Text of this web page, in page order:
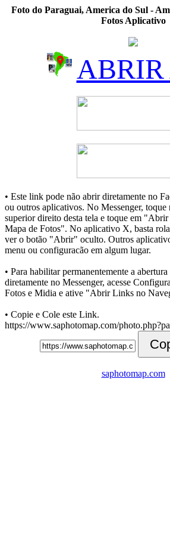
Foto do Paraguai, America do Sul -
Fotos Aplicativo
ABRIR
• Este link pode não abrir diretamente no
ou outros aplicativos. No Messenger, toque
superior direito desta tela e toque em
Mapa de Fotos". No aplicativo X, basta
ver o botão "Abrir" oculto. Outros
menu ou configuracão em algum lugar.
• Para habilitar permanentemente a
diretamente no Messenger, acesse
Fotos e Midia e ative "Abrir Links no
• Copie e Cole este Link.
https://www.saphotomap.com/
saphotomap.com